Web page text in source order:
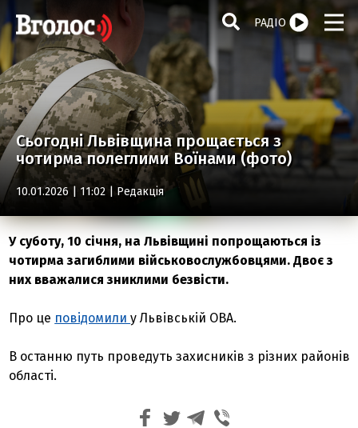
РАДІО
Сьогодні Львівщина прощається з
чотирма полеглими Воїнами (фото)
10.01.2026 | 11:02 | Редакція
У суботу, 10 січня, на Львівщині попрощаються із
чотирма загиблими військовослужбовцями. Двоє з
них вважалися зниклими безвісти.
Про це повідомилиу Львівській ОВА.
В останню путь проведуть захисників з різних районів
області.